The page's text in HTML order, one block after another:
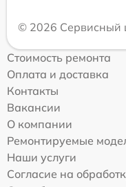
© 2026 Сервисный
Стоимость ремонта
Оплата и доставка
Контакты
Вакансии
О компании
Ремонтируемые
Наши услуги
Согласие на